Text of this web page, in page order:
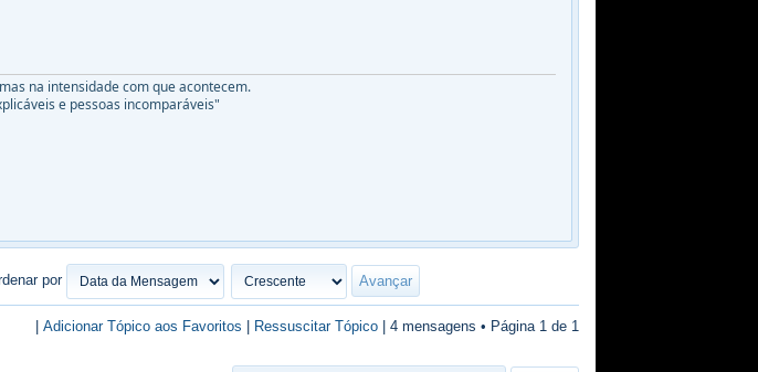
na intensidade com que acontecem.
e pessoas incomparáveis"
por
Adicionar Tópico aos Favoritos Ressuscitar Tópico | 4 mensagens • Página 1 de 1